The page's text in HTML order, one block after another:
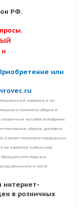
РФ.
или
характер и не
о стоимости сборки и
на сайте телефонам.
сборки, доставки,
а также стоимости продукции,
не является публичной
Кодекса
и могут
интернет-
в розничных